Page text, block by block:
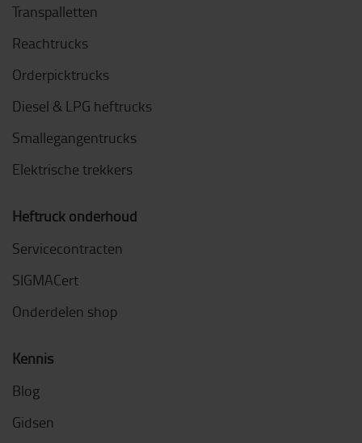
Transpalletten
Reachtrucks
Orderpicktrucks
Diesel & LPG heftrucks
Smallegangentrucks
Elektrische trekkers
Heftruck onderhoud
Servicecontracten
SIGMACert
Onderdelen shop
Kennis
Blog
Gidsen